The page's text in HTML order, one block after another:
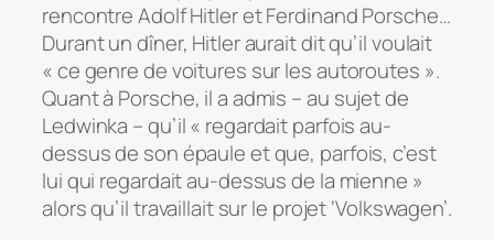
rencontre Adolf Hitler et Ferdinand Porsche…
Durant un dîner, Hitler aurait dit qu’il voulait
« ce genre de voitures sur les autoroutes ».
Quant à Porsche, il a admis – au sujet de
Ledwinka – qu’il « regardait parfois au-
dessus de son épaule et que, parfois, c’est
lui qui regardait au-dessus de la mienne »
alors qu’il travaillait sur le projet ‘Volkswagen’.